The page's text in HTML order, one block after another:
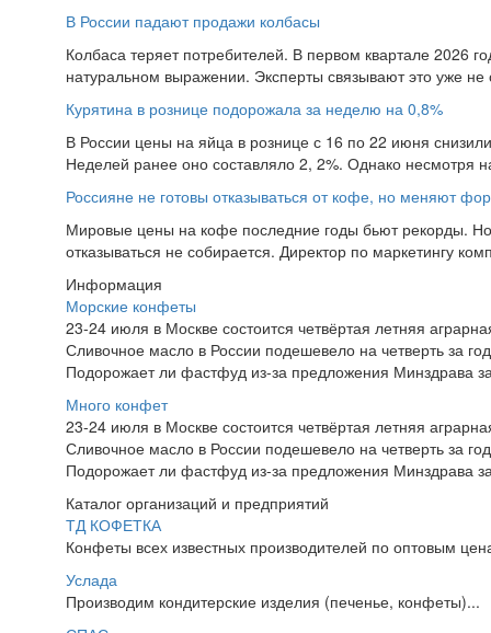
В России падают продажи колбасы
Колбаса теряет потребителей. В первом квартале 2026
натуральном выражении. Эксперты связывают это уже не
Курятина в рознице подорожала за неделю на 0,8%
В России цены на яйца в рознице с 16 по 22 июня
Неделей ранее оно составляло 2, 2%. Однако несмотря
Россияне не готовы отказываться от кофе, но меняют
Мировые цены на кофе последние годы бьют рекорды.
отказываться не собирается. Директор по маркетингу
Информация
Морские конфеты
23-24 июля в Москве состоится четвёртая летняя
Сливочное масло в России подешевело на четверть за год
Подорожает ли фастфуд из-за предложения Минздрава
Много конфет
23-24 июля в Москве состоится четвёртая летняя
Сливочное масло в России подешевело на четверть за год
Подорожает ли фастфуд из-за предложения Минздрава
Каталог организаций и предприятий
ТД КОФЕТКА
Конфеты всех известных производителей по оптовым
Услада
Производим кондитерские изделия (печенье, конфеты)...